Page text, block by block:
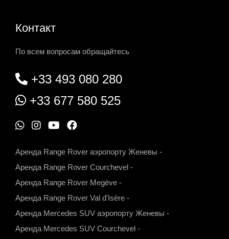
Контакт
По всем вопросам обращайтесь
+33 493 080 280
+33 677 580 525
W
s
a
p
p
I
a
g
r
a
Y
e
F
o
k
Аренда Range Rover аэропорту Женевы -
Аренда Range Rover Courchevel -
Аренда Range Rover Megève -
Аренда Range Rover Val d'Isère -
Аренда Mercedes SUV аэропорту Женевы -
Аренда Mercedes SUV Courchevel -